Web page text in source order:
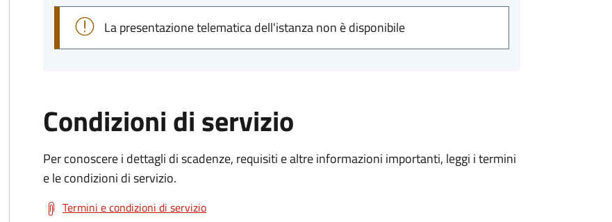
La presentazione telematica dell'istanza non è disponibile
Condizioni di servizio
Per conoscere i dettagli di scadenze, requisiti e altre informazioni importanti, leggi i termini
e le condizioni di servizio.
Termini e condizioni di servizio